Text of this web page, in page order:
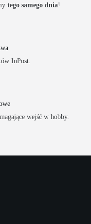
tego samego dnia!
InPost.
wejść w hobby.